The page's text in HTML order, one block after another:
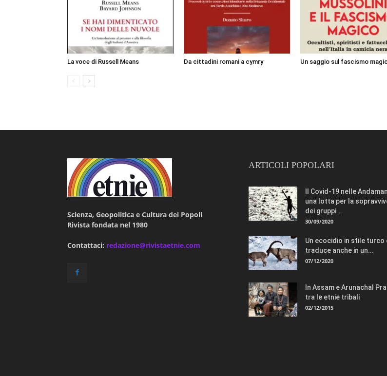
La voce di Russell Means Da cittadini romani a cymry Un saggio sul fascismo
Scienza, Geopolitica e Cultura dei Popoli
Rivista fondata nel 1980
Contattaci: redazione@rivistaetnie.com
ARTICOLI POPOLARI
Il Covid-19 nelle
una lotta per la
dei gruppi...
30/09/2020
Un ecocidio in stile turco
traduce anche in un...
07/12/2020
In Assam e Arunachal
tra le etnie tribali
02/12/2015